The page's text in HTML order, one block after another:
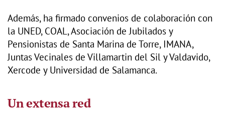
Además, ha firmado convenios de colaboración con
la UNED, COAL, Asociación de Jubilados y
Pensionistas de Santa Marina de Torre, IMANA,
Juntas Vecinales de Villamartin del Sil y Valdavido,
Xercode y Universidad de Salamanca.
Un extensa red